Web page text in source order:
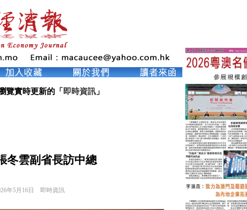
覽實時更新的「 即時資訊」
冬雲副省長訪中總
年5月16日 即時資訊